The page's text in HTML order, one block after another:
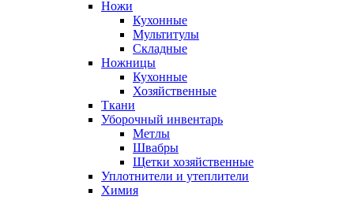
Ножи
Кухонные
Мультитулы
Складные
Ножницы
Кухонные
Хозяйственные
Ткани
Уборочный инвентарь
Метлы
Швабры
Щетки хозяйственные
Уплотнители и утеплители
Химия